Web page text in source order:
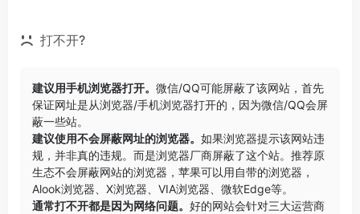
打不开?
建议用手机浏览器打开。 微信/QQ可能屏蔽了该网站，首先
保证网址是从浏览器/手机浏览器打开的，因为微信/QQ会屏
蔽一些站。
建议使用不会屏蔽网址的浏览器。 如果浏览器提示该网站违
规，并非真的违规。而是浏览器厂商屏蔽了这个站。推荐原
生态不会屏蔽网站的浏览器，苹果可以用自带的浏览器，
Alook浏览器
X浏览器 VIA浏览器 微软Edge等。
通常打不开都是因为网络问题。 好的网站会针对三大运营商